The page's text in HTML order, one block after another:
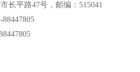
平路47号，邮编：515041